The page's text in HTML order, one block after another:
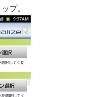
プ。